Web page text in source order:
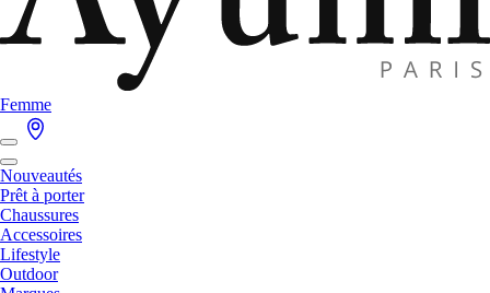
Femme
Nouveautés
Prêt à porter
Chaussures
Accessoires
Lifestyle
Outdoor